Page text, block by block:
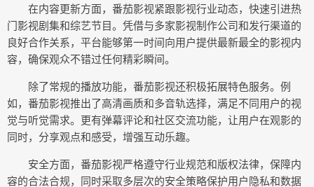
在内容更新方面，番茄影视紧跟影视行业动态，快速引进热
门影视剧集和综艺节目。凭借与多家影视制作公司和发行渠道的
良好合作关系，平台能够第一时间向用户提供最新最全的影视内
容，确保观众不错过任何精彩瞬间。
除了常规的播放功能，番茄影视还积极拓展特色服务。例
如，番茄影视推出了高清画质和多音轨选择，满足不同用户的视
觉与听觉需求。更有弹幕评论和社区交流功能，让用户在观影的
同时，分享观点和感受，增强互动乐趣。
安全方面，番茄影视严格遵守行业规范和版权法律，保障内
容的合法合规，同时采取多层次的安全策略保护用户隐私和数据